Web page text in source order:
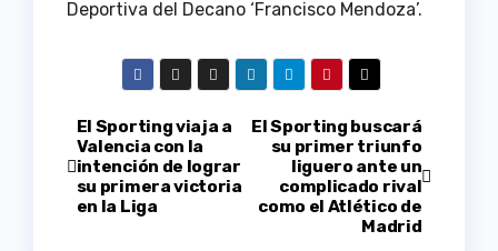
Deportiva del Decano ‘Francisco Mendoza’.
Navegación
de
entradas
El Sporting buscará
su primer triunfo
liguero ante un
complicado rival
como el Atlético de
Madrid
El Sporting viaja a
Valencia con la
intención de lograr
su primera victoria
en la Liga